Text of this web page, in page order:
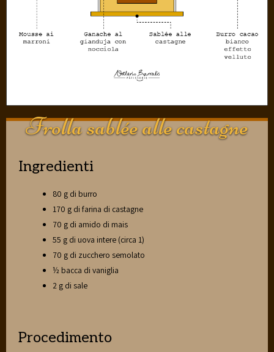
Frolla sablée alle castagne
Ingredienti
80 g di burro
170 g di farina di castagne
70 g di amido di mais
55 g di uova intere (circa 1)
70 g di zucchero semolato
½ bacca di vaniglia
2 g di sale
Procedimento